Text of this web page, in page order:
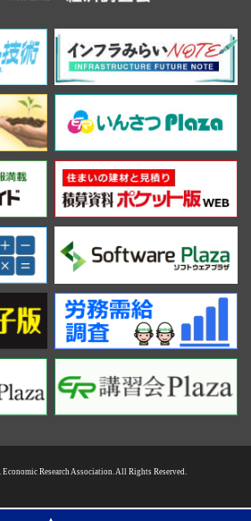
Research Association. All Rights Reserved.